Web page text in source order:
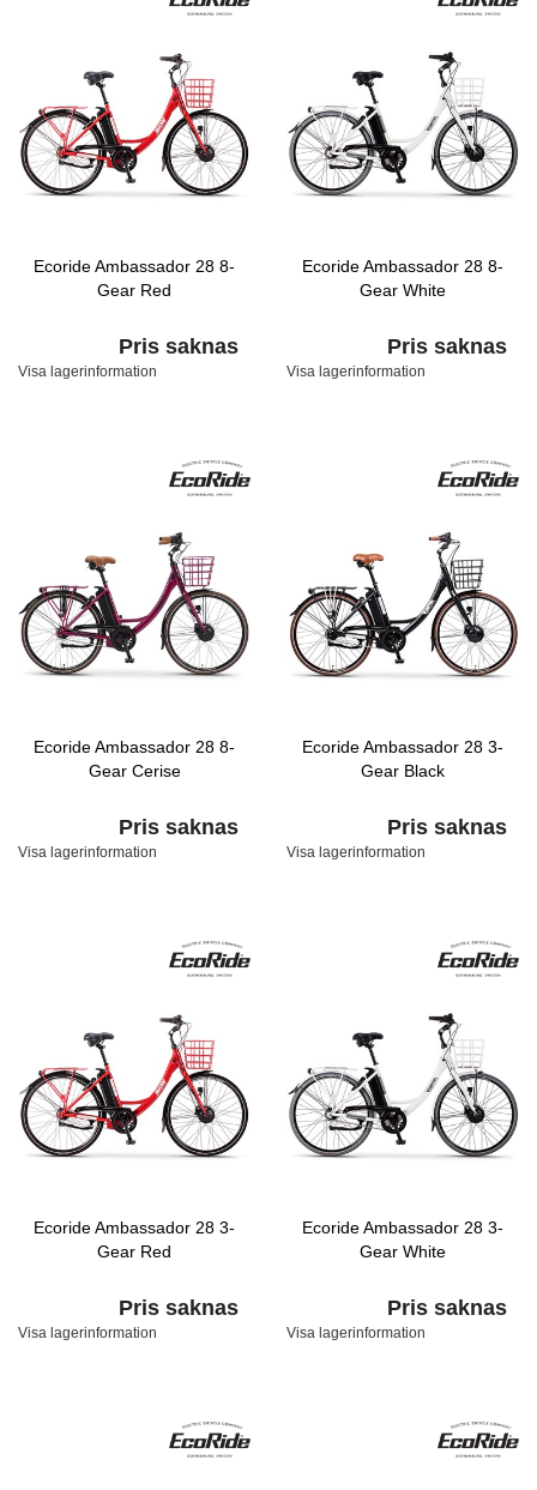
Ecoride Ambassador 28 8-
Gear Red
Pris saknas
Visa lagerinformation
Ecoride Ambassador 28 8-
Gear White
Pris saknas
Visa lagerinformation
Ecoride Ambassador 28 8-
Gear Cerise
Pris saknas
Visa lagerinformation
Ecoride Ambassador 28 3-
Gear Black
Pris saknas
Visa lagerinformation
Ecoride Ambassador 28 3-
Gear Red
Pris saknas
Visa lagerinformation
Ecoride Ambassador 28 3-
Gear White
Pris saknas
Visa lagerinformation